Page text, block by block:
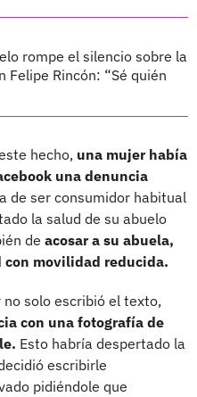
rompe el silencio sobre la
Felipe Rincón: “Sé quién
hecho, una mujer había
una denuncia
de ser consumidor habitual
la salud de su abuelo
de acosar a su abuela,
con movilidad reducida.
solo escribió el texto,
con una fotografía de
Esto habría despertado la
escribirle
pidiéndole que